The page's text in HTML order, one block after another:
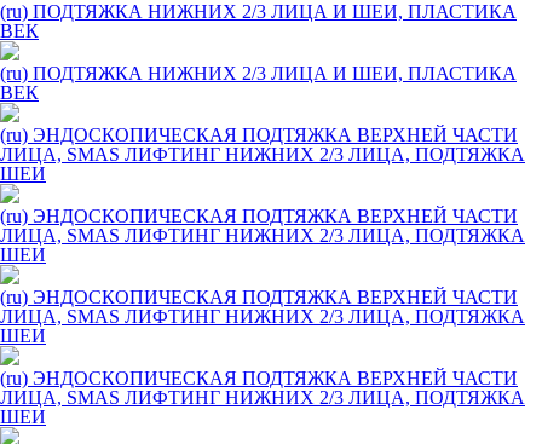
(ru) ПОДТЯЖКА НИЖНИХ 2/3 ЛИЦА И ШЕИ, ПЛАСТИКА
ВЕК
(ru) ПОДТЯЖКА НИЖНИХ 2/3 ЛИЦА И ШЕИ, ПЛАСТИКА
ВЕК
(ru) ЭНДОСКОПИЧЕСКАЯ ПОДТЯЖКА ВЕРХНЕЙ ЧАСТИ
ЛИЦА, SMAS ЛИФТИНГ НИЖНИХ 2/3 ЛИЦА, ПОДТЯЖКА
ШЕИ
(ru) ЭНДОСКОПИЧЕСКАЯ ПОДТЯЖКА ВЕРХНЕЙ ЧАСТИ
ЛИЦА, SMAS ЛИФТИНГ НИЖНИХ 2/3 ЛИЦА, ПОДТЯЖКА
ШЕИ
(ru) ЭНДОСКОПИЧЕСКАЯ ПОДТЯЖКА ВЕРХНЕЙ ЧАСТИ
ЛИЦА, SMAS ЛИФТИНГ НИЖНИХ 2/3 ЛИЦА, ПОДТЯЖКА
ШЕИ
(ru) ЭНДОСКОПИЧЕСКАЯ ПОДТЯЖКА ВЕРХНЕЙ ЧАСТИ
ЛИЦА, SMAS ЛИФТИНГ НИЖНИХ 2/3 ЛИЦА, ПОДТЯЖКА
ШЕИ